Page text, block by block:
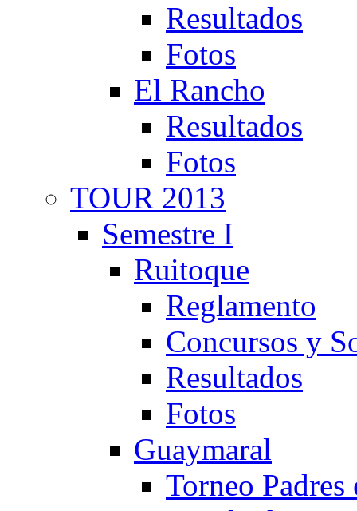
Resultados
Fotos
El Rancho
Resultados
Fotos
TOUR 2013
Semestre I
Ruitoque
Reglamento
Concursos y
Resultados
Fotos
Guaymaral
Torneo